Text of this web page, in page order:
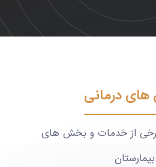
درمانی
برخی از خدمات و بخش های
بیمارستان